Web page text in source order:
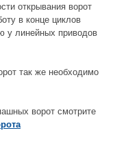
открывания ворот
в конце циклов
у линейных приводов
так же необходимо
ворот смотрите